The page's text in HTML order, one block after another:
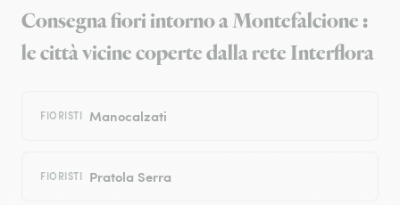
Consegna fiori intorno a Montefalcione :
le città vicine coperte dalla rete Interflora
FIORISTI Manocalzati
FIORISTI Pratola Serra